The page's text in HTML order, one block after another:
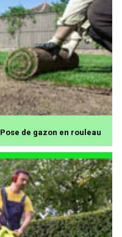
Pose de gazon en rouleau